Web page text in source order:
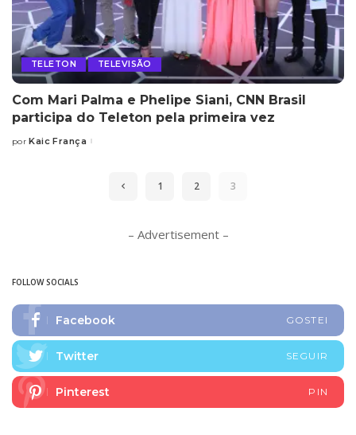
TELETON TELEVISÃO
Com Mari Palma e Phelipe Siani, CNN Brasil
participa do Teleton pela primeira vez
Posted
por Kaic França
1 2 3
– Advertisement –
FOLLOW SOCIALS
Facebook GOSTEI
Twitter SEGUIR
Pinterest PIN